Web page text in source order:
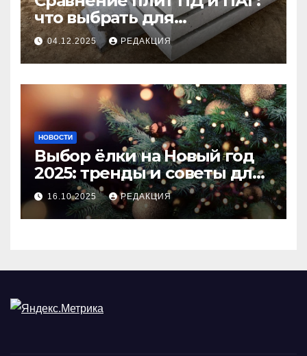
что выбрать для
долговечного и прочного
покрытия
04.12.2025 РЕДАКЦИЯ
НОВОСТИ
Выбор ёлки на Новый год
2025: тренды и советы для
идеального праздника
16.10.2025 РЕДАКЦИЯ